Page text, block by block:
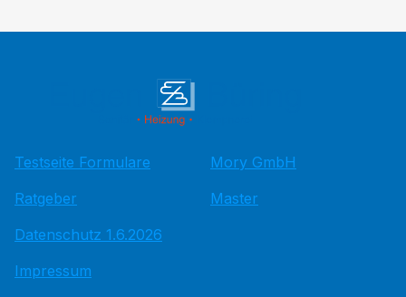
Testseite Formulare
Ratgeber
Datenschutz 1.6.2026
Impressum
Mory GmbH
Master